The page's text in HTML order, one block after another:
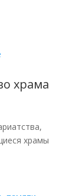
храма
,
храмы